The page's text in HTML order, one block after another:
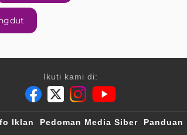
Ikuti kami di:
Iklan Pedoman Media Siber Panduan